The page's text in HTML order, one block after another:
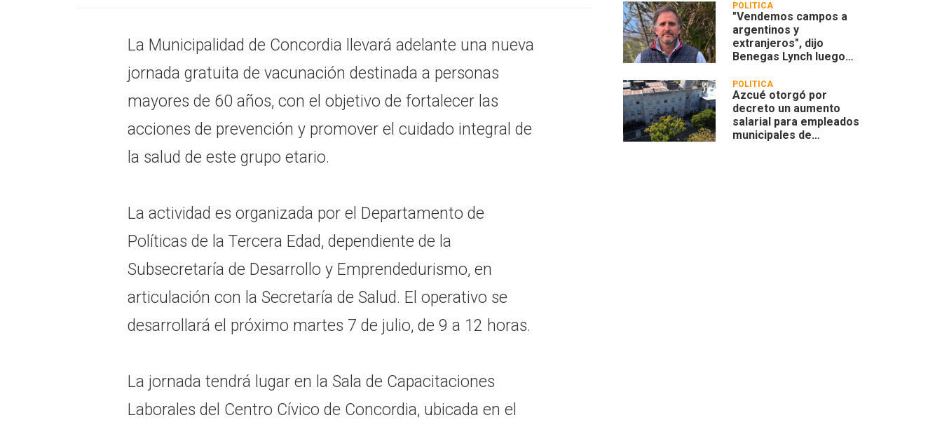
La Municipalidad de Concordia llevará adelante una nueva
jornada gratuita de vacunación destinada a personas
mayores de 60 años, con el objetivo de fortalecer las
acciones de prevención y promover el cuidado integral de
la salud de este grupo etario.
La actividad es organizada por el Departamento de
Políticas de la Tercera Edad, dependiente de la
Subsecretaría de Desarrollo y Emprendedurismo, en
articulación con la Secretaría de Salud. El operativo se
desarrollará el próximo martes 7 de julio, de 9 a 12 horas.
La jornada tendrá lugar en la Sala de Capacitaciones
Laborales del Centro Cívico de Concordia, ubicada en el
POLÍTICA
"Vendemos campos a
argentinos y
extranjeros", dijo
Benegas Lynch luego
actividad privada
POLÍTICA
Azcué otorgó por
decreto un aumento
salarial para empleados
municipales de